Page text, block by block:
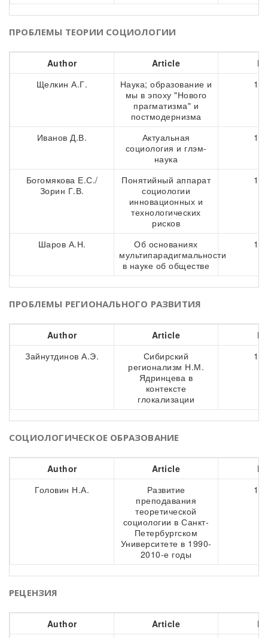
ПРОБЛЕМЫ ТЕОРИИ СОЦИОЛОГИИ
Author Article
Щелкин А.Г.
Наука; образование и
мы в эпоху "Нового
прагматизма" и
постмодернизма
Иванов Д.В.
Актуальная
социология и глэм-
наука
Богомякова Е.С./
Зорин Г.В.
Понятийный аппарат
социологии
инновационных и
технологических
рисков
Шаров А.Н.
Об основаниях
мультипарадигмальности
в науке об обществе
ПРОБЛЕМЫ РЕГИОНАЛЬНОГО РАЗВИТИЯ
Author Article
Зайнутдинов А.Э.
Сибирский
регионализм Н.М.
Ядринцева в
контексте
глокализации
СОЦИОЛОГИЧЕСКОЕ ОБРАЗОВАНИЕ
Author Article
Головин Н.А.
Развитие
преподавания
теоретической
социологии в Санкт-
Петербургском
Университете в 1990-
2010-е годы
РЕЦЕНЗИЯ
Author Article